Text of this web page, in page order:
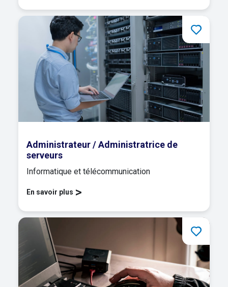
Administrateur / Administratrice de
serveurs
Informatique et télécommunication
En savoir plus >